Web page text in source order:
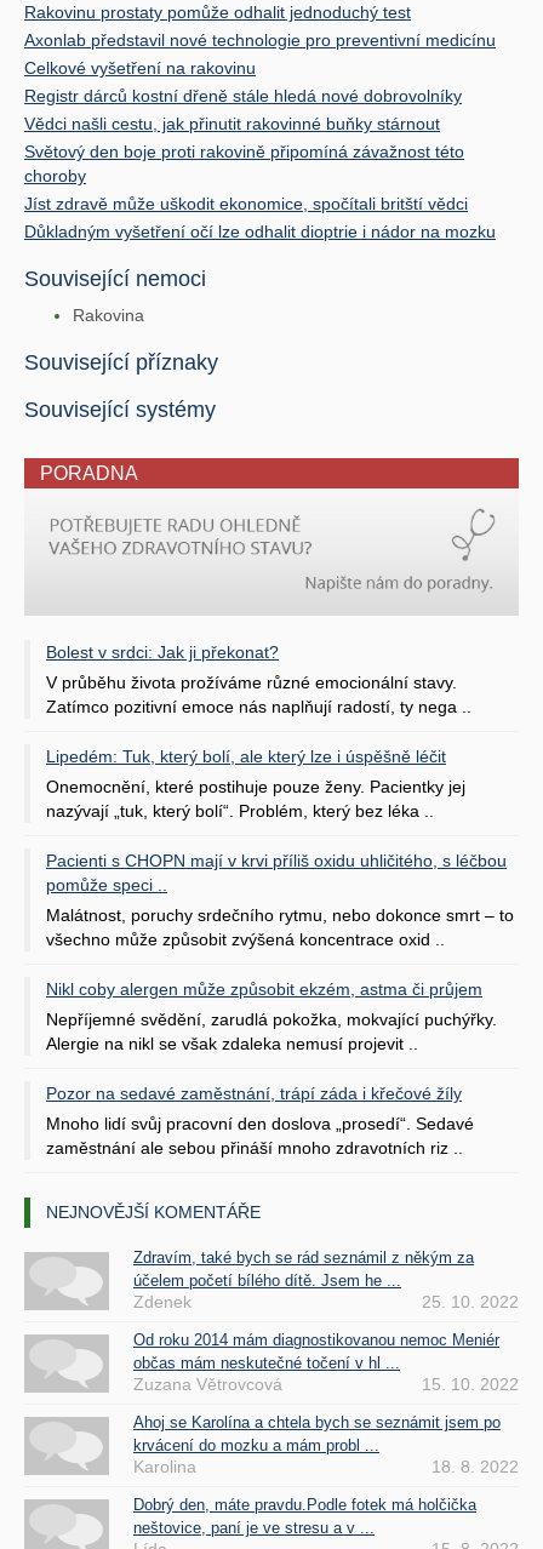
Rakovinu prostaty pomůže odhalit jednoduchý test
Axonlab představil nové technologie pro preventivní medicínu
Celkové vyšetření na rakovinu
Registr dárců kostní dřeně stále hledá nové dobrovolníky
Vědci našli cestu, jak přinutit rakovinné buňky stárnout
Světový den boje proti rakovině připomíná závažnost této
choroby
Jíst zdravě může uškodit ekonomice, spočítali britští vědci
Důkladným vyšetření očí lze odhalit dioptrie i nádor na mozku
Související nemoci
Rakovina
Související příznaky
Související systémy
PORADNA
Bolest v srdci: Jak ji překonat?
V průběhu života prožíváme různé emocionální stavy.
Zatímco pozitivní emoce nás naplňují radostí, ty nega ..
Lipedém: Tuk, který bolí, ale který lze i úspěšně léčit
Onemocnění, které postihuje pouze ženy. Pacientky jej
nazývají „tuk, který bolí“. Problém, který bez léka ..
Pacienti s CHOPN mají v krvi příliš oxidu uhličitého, s léčbou
pomůže speci ..
Malátnost, poruchy srdečního rytmu, nebo dokonce smrt – to
všechno může způsobit zvýšená koncentrace oxid ..
Nikl coby alergen může způsobit ekzém, astma či průjem
Nepříjemné svědění, zarudlá pokožka, mokvající puchýřky.
Alergie na nikl se však zdaleka nemusí projevit ..
Pozor na sedavé zaměstnání, trápí záda i křečové žíly
Mnoho lidí svůj pracovní den doslova „prosedí“. Sedavé
zaměstnání ale sebou přináší mnoho zdravotních riz ..
NEJNOVĚJŠÍ KOMENTÁŘE
Zdravím, také bych se rád seznámil z někým za
účelem početí bílého dítě. Jsem he ...
Zdenek 25. 10. 2022
Od roku 2014 mám diagnostikovanou nemoc Meniér
občas mám neskutečné točení v hl ...
Zuzana Větrovcová 15. 10. 2022
Ahoj se Karolína a chtela bych se seznámit jsem po
krvácení do mozku a mám probl ...
Karolina 18. 8. 2022
Dobrý den, máte pravdu.Podle fotek má holčička
neštovice, paní je ve stresu a v ...